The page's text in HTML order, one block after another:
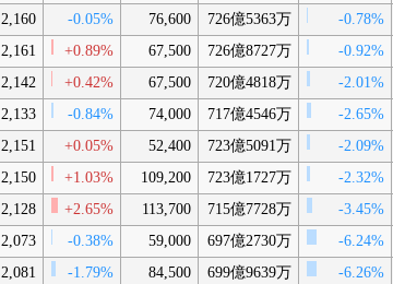
2,160 -0.05% 76,600 726億5363万 -0.78%
2,161 +0.89% 67,500 726億8727万 -0.92%
2,142 +0.42% 67,500 720億4818万 -2.01%
2,133 -0.84% 74,000 717億4546万 -2.65%
2,151 +0.05% 52,400 723億5091万 -2.09%
2,150 +1.03% 109,200 723億1727万 -2.32%
2,128 +2.65% 113,700 715億7728万 -3.45%
2,073 -0.38% 59,000 697億2730万 -6.24%
2,081 -1.79% 84,500 699億9639万 -6.26%